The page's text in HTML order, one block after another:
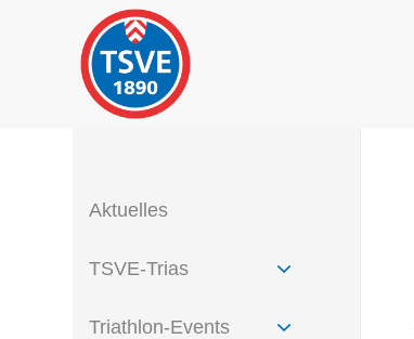
Aktuelles
TSVE-Trias
Triathlon-Events